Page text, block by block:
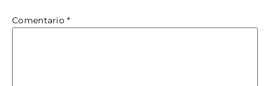
Comentario*